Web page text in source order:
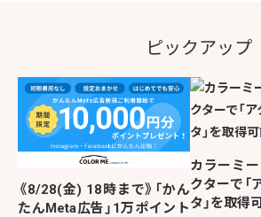
ピックアップ
《8/28(金) 18時まで》「かん
たんMeta広告」1万ポイント
カラーミ
クターで「
タ」を取得